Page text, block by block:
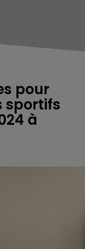
pour
sportifs
à